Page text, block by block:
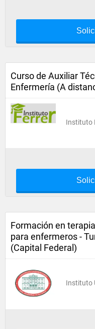
Curso de Auxiliar
Enfermería (A
Instituto
Formación en
para enfermeros -
(Capital Federal)
Instituto